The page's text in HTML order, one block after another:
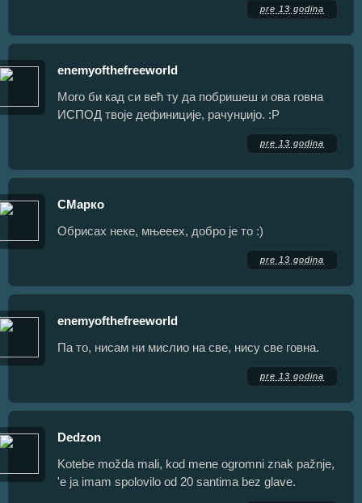
pre 13 godina
enemyofthefreeworld
Мого би кад си већ ту да побришеш и ова говна
ИСПОД твоје дефиниције, рачунџијо. :Р
pre 13 godina
СМарко
Обрисах неке, мњееех, добро је то :)
pre 13 godina
enemyofthefreeworld
Па то, нисам ни мислио на све, нису све говна.
pre 13 godina
Dedzon
Kotebe možda mali, kod mene ogromni znak pažnje,
'e ja imam spolovilo od 20 santima bez glave.